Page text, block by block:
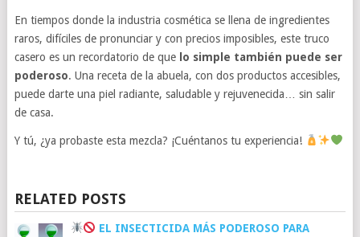
En tiempos donde la industria cosmética se llena de ingredientes
raros, difíciles de pronunciar y con precios imposibles, este truco
casero es un recordatorio de que lo simple también puede ser
poderoso. Una receta de la abuela, con dos productos accesibles,
puede darte una piel radiante, saludable y rejuvenecida… sin salir
de casa.
Y tú, ¿ya probaste esta mezcla? ¡Cuéntanos tu experiencia!
RELATED POSTS
EL INSECTICIDA MÁS PODEROSO PARA